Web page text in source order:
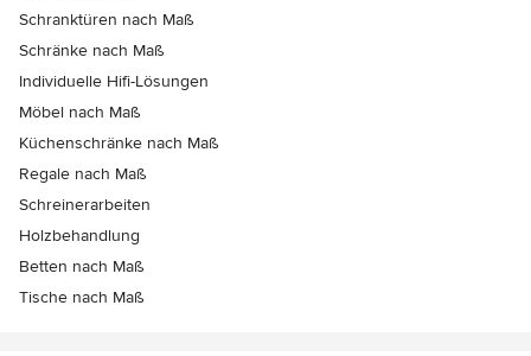
Schranktüren nach Maß
Schränke nach Maß
Individuelle Hifi-Lösungen
Möbel nach Maß
Küchenschränke nach Maß
Regale nach Maß
Schreinerarbeiten
Holzbehandlung
Betten nach Maß
Tische nach Maß